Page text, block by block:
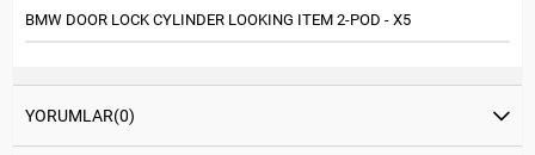
BMW DOOR LOCK CYLINDER LOOKING ITEM 2-POD - X5
YORUMLAR(0)